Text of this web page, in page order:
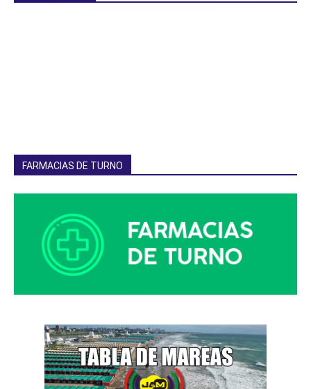
FARMACIAS DE TURNO